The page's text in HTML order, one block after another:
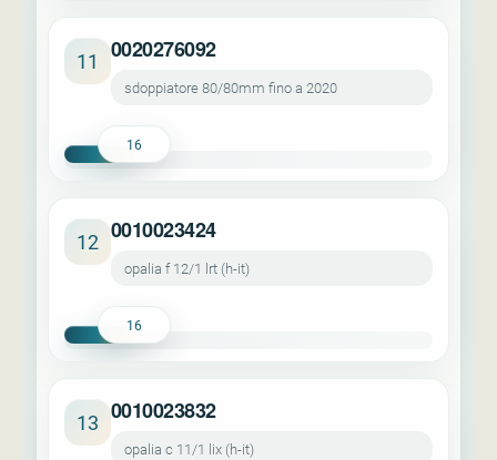
11 0020276092
sdoppiatore 80/80mm fino a 2020
16
12 0010023424
opalia f 12/1 lrt (h-it)
16
13 0010023832
opalia c 11/1 lix (h-it)